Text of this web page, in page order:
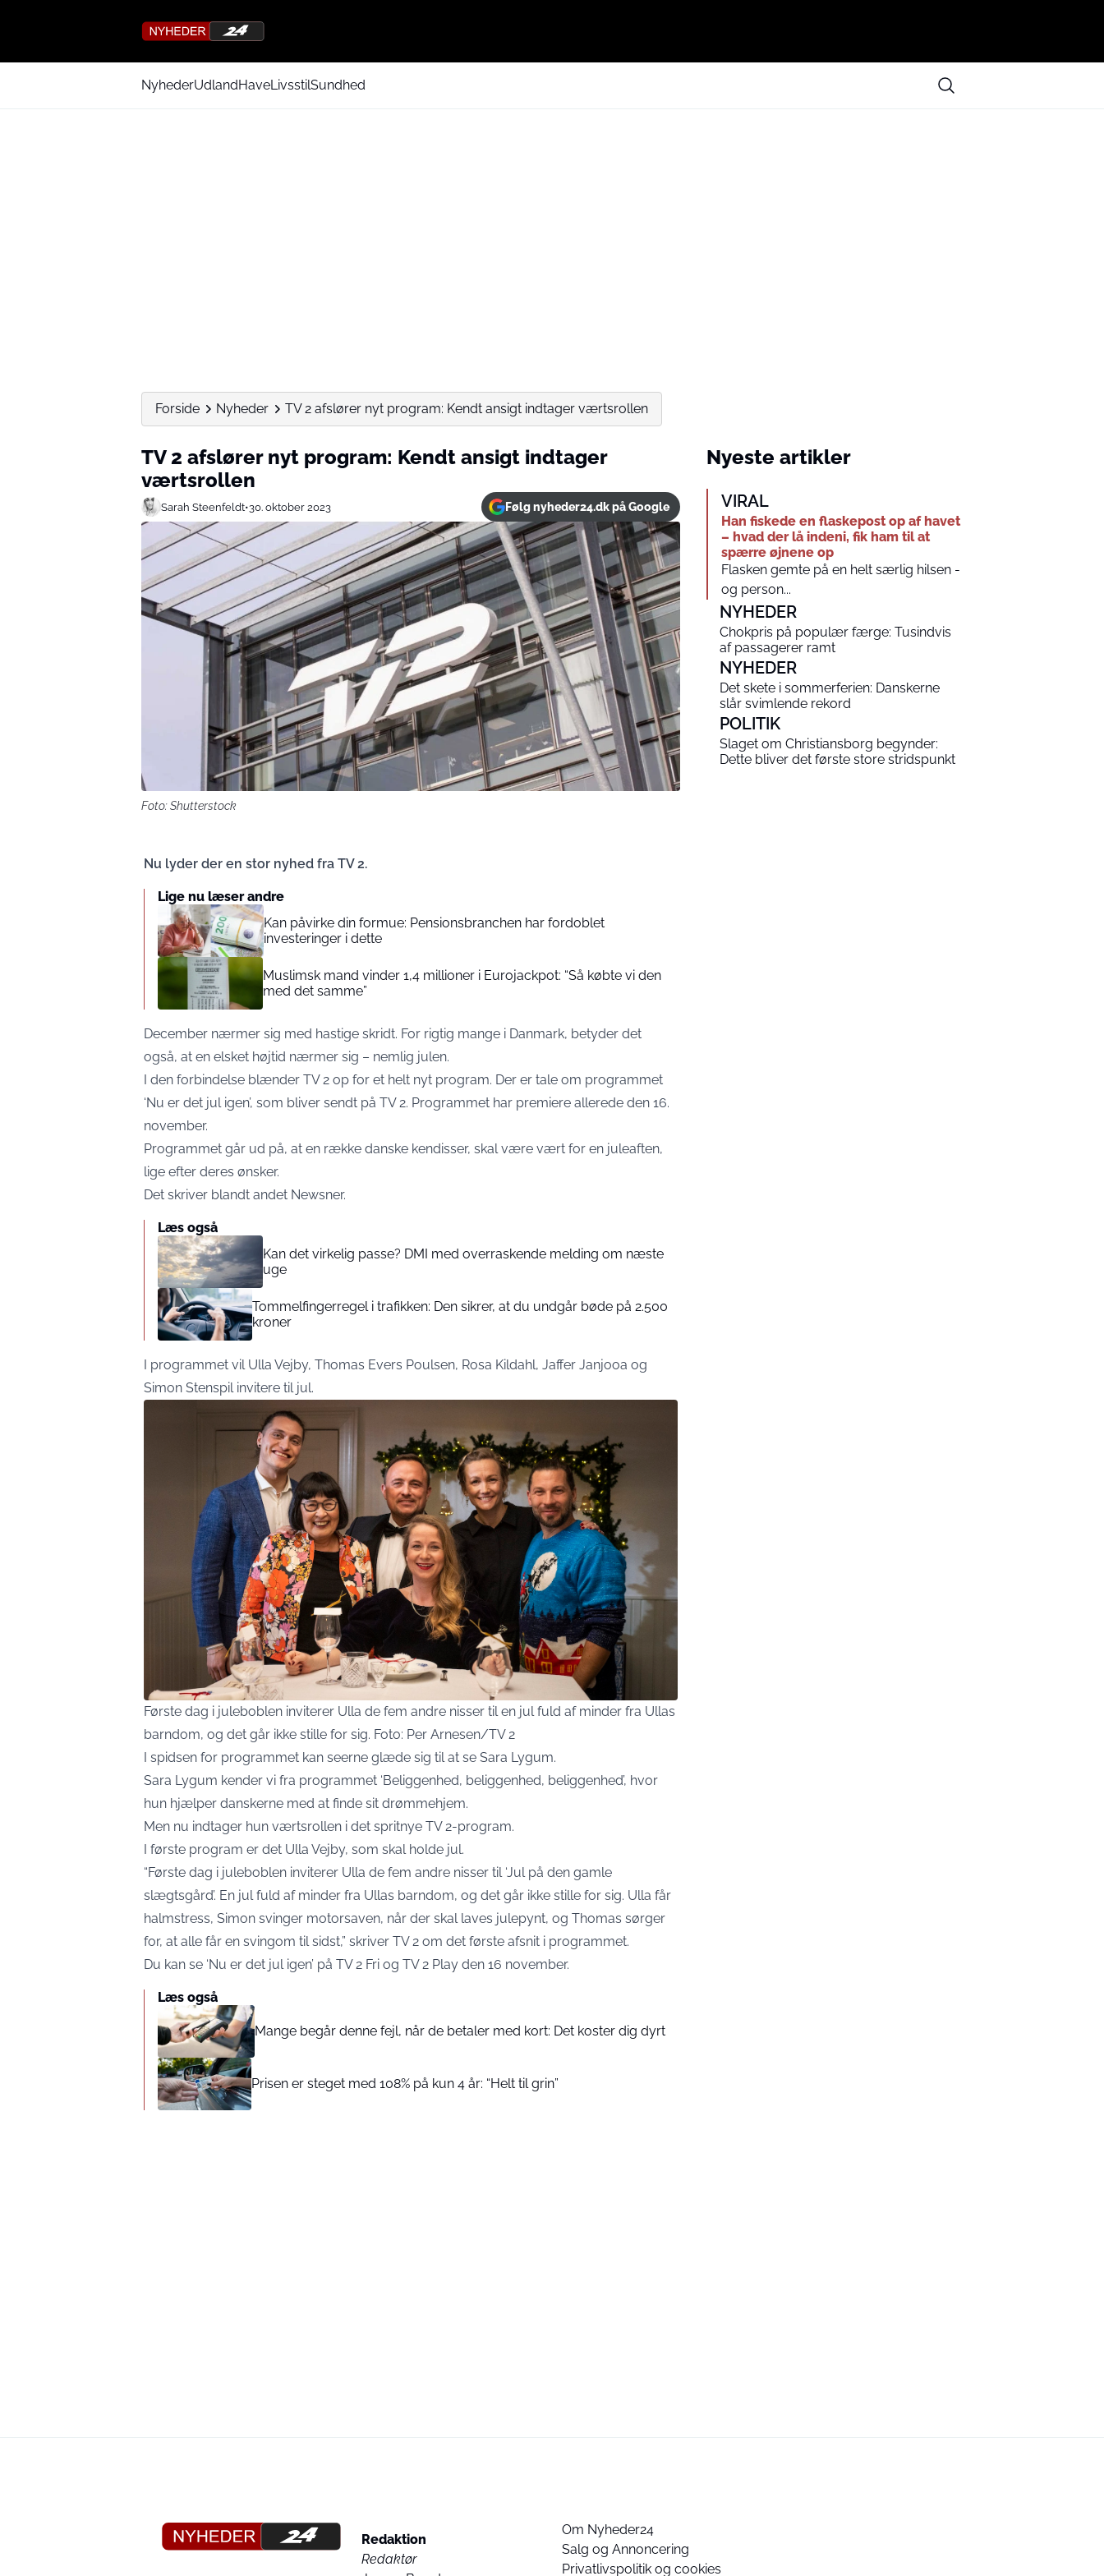
NyhederUdlandHaveLivsstilSundhed
Forside Nyheder TV 2 afslører nyt program: Kendt ansigt indtager værtsrollen
TV 2 afslører nyt program: Kendt ansigt indtager
værtsrollen
Sarah Steenfeldt•30. oktober 2023 Følg nyheder24.dk på Google
Foto: Shutterstock
Nu lyder der en stor nyhed fra TV 2.
Lige nu læser andre
Kan påvirke din formue: Pensionsbranchen har fordoblet
investeringer i dette
Muslimsk mand vinder 1,4 millioner i Eurojackpot: “Så købte vi den
med det samme”
December nærmer sig med hastige skridt. For rigtig mange i Danmark, betyder det
også, at en elsket højtid nærmer sig – nemlig julen.
I den forbindelse blænder TV 2 op for et helt nyt program. Der er tale om programmet
‘Nu er det jul igen’, som bliver sendt på TV 2. Programmet har premiere allerede den 16.
november.
Programmet går ud på, at en række danske kendisser, skal være vært for en juleaften,
lige efter deres ønsker.
Det skriver blandt andet Newsner.
Læs også
Kan det virkelig passe? DMI med overraskende melding om næste
uge
Tommelfingerregel i trafikken: Den sikrer, at du undgår bøde på 2.500
kroner
I programmet vil Ulla Vejby, Thomas Evers Poulsen, Rosa Kildahl, Jaffer Janjooa og
Simon Stenspil invitere til jul.
Første dag i juleboblen inviterer Ulla de fem andre nisser til en jul fuld af minder fra Ullas
barndom, og det går ikke stille for sig. Foto: Per Arnesen/TV 2
I spidsen for programmet kan seerne glæde sig til at se Sara Lygum.
Sara Lygum kender vi fra programmet ‘Beliggenhed, beliggenhed, beliggenhed’, hvor
hun hjælper danskerne med at finde sit drømmehjem.
Men nu indtager hun værtsrollen i det spritnye TV 2-program.
I første program er det Ulla Vejby, som skal holde jul.
“Første dag i juleboblen inviterer Ulla de fem andre nisser til ‘Jul på den gamle
slægtsgård’. En jul fuld af minder fra Ullas barndom, og det går ikke stille for sig. Ulla får
halmstress, Simon svinger motorsaven, når der skal laves julepynt, og Thomas sørger
for, at alle får en svingom til sidst,” skriver TV 2 om det første afsnit i programmet.
Du kan se ‘Nu er det jul igen’ på TV 2 Fri og TV 2 Play den 16 november.
Læs også
Mange begår denne fejl, når de betaler med kort: Det koster dig dyrt
Prisen er steget med 108% på kun 4 år: “Helt til grin”
Nyeste artikler
VIRAL
Han fiskede en flaskepost op af havet
– hvad der lå indeni, fik ham til at
spærre øjnene op
Flasken gemte på en helt særlig hilsen -
og person...
NYHEDER
Chokpris på populær færge: Tusindvis
af passagerer ramt
NYHEDER
Det skete i sommerferien: Danskerne
slår svimlende rekord
POLITIK
Slaget om Christiansborg begynder:
Dette bliver det første store stridspunkt
Redaktion
Redaktør
Om Nyheder24
Salg og Annoncering
Privatlivspolitik og cookies